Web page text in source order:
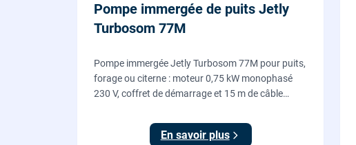
Pompe immergée de puits Jetly
Turbosom 77M
Pompe immergée Jetly Turbosom 77M pour puits,
forage ou citerne : moteur 0,75 kW monophasé
230 V, coffret de démarrage et 15 m de câble
maison, fournie et posée par nos plombiers.
En savoir plus